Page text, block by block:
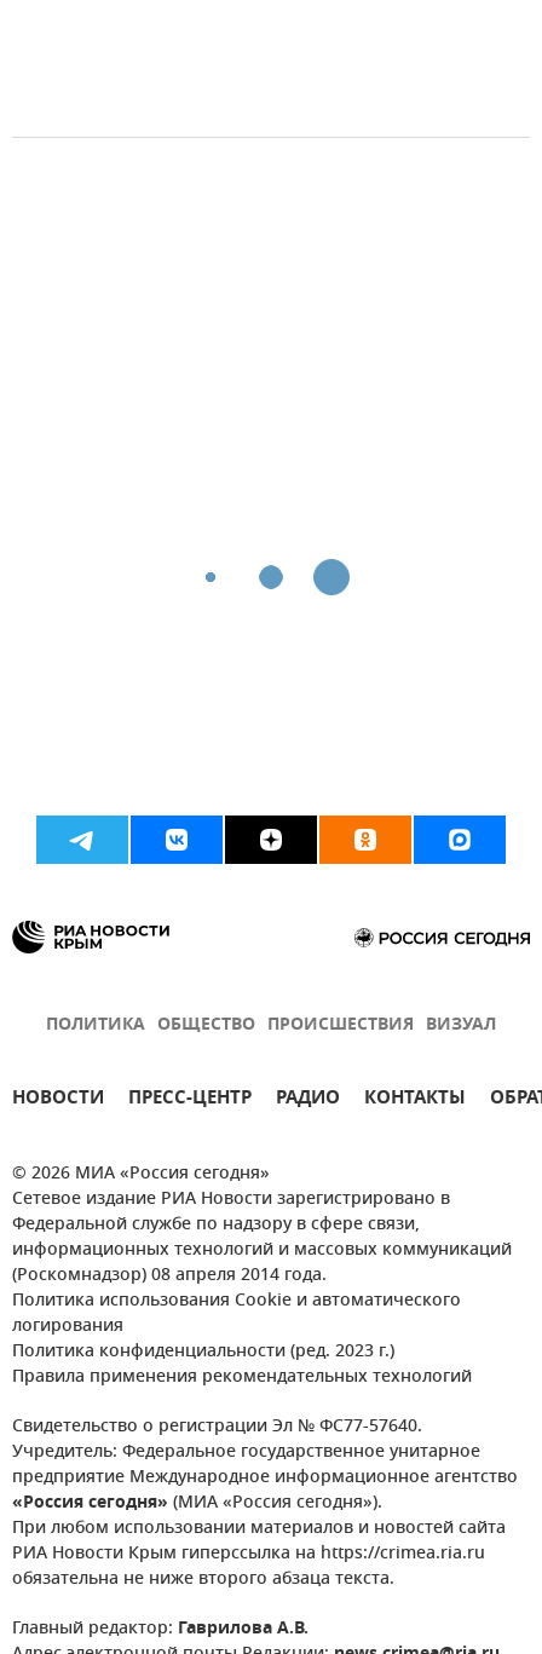
ПОЛИТИКА ОБЩЕСТВО ПРОИСШЕСТВИЯ ВИЗУАЛ
НОВОСТИ ПРЕСС-ЦЕНТР РАДИО КОНТАКТЫ
© 2026 МИА «Россия сегодня»
Сетевое издание РИА Новости зарегистрировано в
Федеральной службе по надзору в сфере связи,
информационных технологий и массовых коммуникаций
(Роскомнадзор) 08 апреля 2014 года.
Политика использования Cookie и автоматического
логирования
Политика конфиденциальности (ред. 2023 г.)
Правила применения рекомендательных технологий
Свидетельство о регистрации Эл № ФС77-57640.
Учредитель: Федеральное государственное унитарное
предприятие Международное информационное агентство
«Россия сегодня» (МИА «Россия сегодня»).
При любом использовании материалов и новостей сайта
РИА Новости Крым гиперссылка на https://crimea.ria.ru
обязательна не ниже второго абзаца текста.
Главный редактор: Гаврилова А.В.